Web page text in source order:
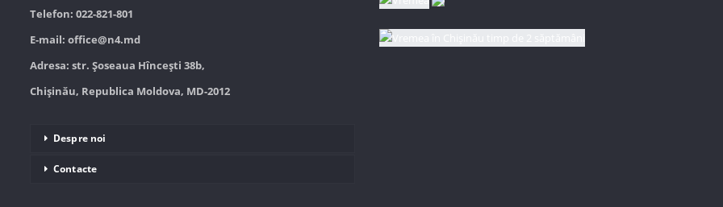
Telefon: 022-821-801
E-mail: office@n4.md
Adresa: str. Șoseaua Hînceşti 38b,
Chișinău, Republica Moldova, MD-2012
Despre noi
Contacte